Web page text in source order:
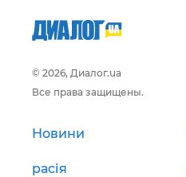
© 2026, Диалог.ua
Все права защищены.
Новини
расія